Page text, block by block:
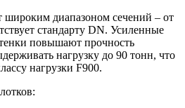
широким диапазоном сечений – от
стандарту DN. Усиленные
повышают прочность
нагрузку до 90 тонн, что
нагрузки F900.